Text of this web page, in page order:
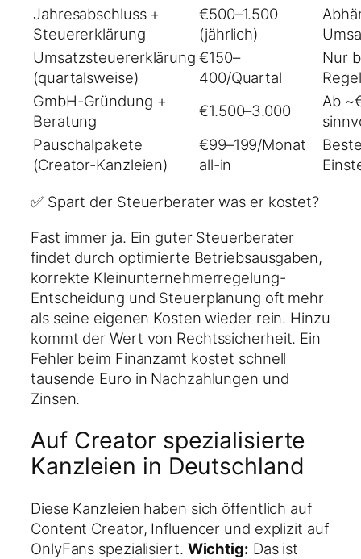
Jahresabschluss +
Steuererklärung
€500–1.500
(jährlich)
Umsatzsteuererklärung
(quartalsweise)
€150–
400/Quartal
Nur
GmbH-Gründung +
Beratung
€1.500–3.000
Ab
Pauschalpakete
(Creator-Kanzleien)
€99–199/Monat
all-in
✅ Spart der Steuerberater was er kostet?
Fast immer ja. Ein guter Steuerberater
findet durch optimierte Betriebsausgaben,
korrekte Kleinunternehmerregelung-
Entscheidung und Steuerplanung oft mehr
als seine eigenen Kosten wieder rein. Hinzu
kommt der Wert von Rechtssicherheit. Ein
Fehler beim Finanzamt kostet schnell
tausende Euro in Nachzahlungen und
Zinsen.
Auf Creator spezialisierte
Kanzleien in Deutschland
Diese Kanzleien haben sich öffentlich auf
Content Creator, Influencer und explizit auf
OnlyFans spezialisiert. Wichtig: Das ist